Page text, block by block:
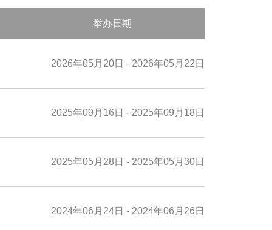
举办日期
2026年05月20日 - 2026年05月22日
2025年09月16日 - 2025年09月18日
2025年05月28日 - 2025年05月30日
2024年06月24日 - 2024年06月26日